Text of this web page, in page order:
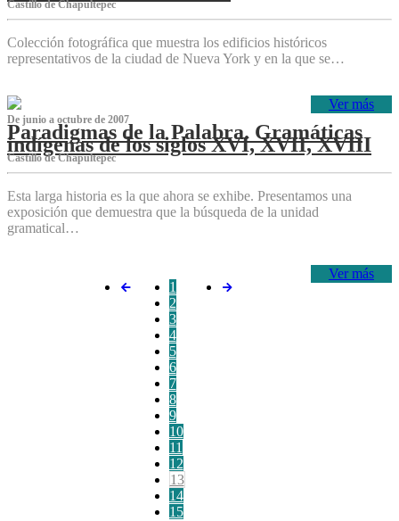
Castillo de Chapultepec
Colección fotográfica que muestra los edificios históricos
representativos de la ciudad de Nueva York y en la que se…
Ver más
De junio a octubre de 2007
Paradigmas de la Palabra. Gramáticas
indígenas de los siglos XVI, XVII, XVIII
Castillo de Chapultepec
Esta larga historia es la que ahora se exhibe. Presentamos una
exposición que demuestra que la búsqueda de la unidad
gramatical…
Ver más
1
2
3
4
5
6
7
8
9
10
11
12
13
14
15